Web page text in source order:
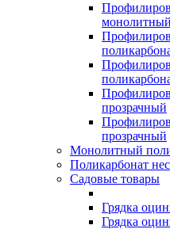
прозрачный
прозрачный
Монолитный
Поликарбонат
Садовые товары
Грядка
Грядка